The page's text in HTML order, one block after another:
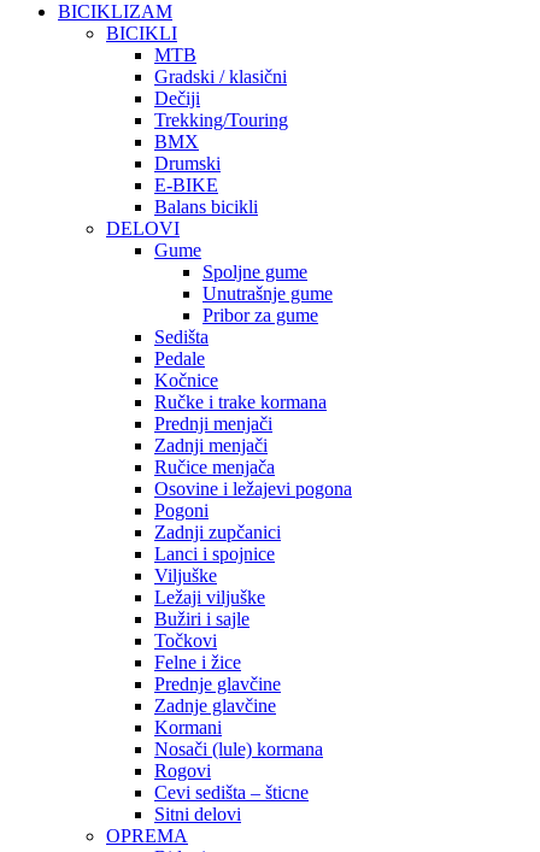
BICIKLIZAM
BICIKLI
MTB
Gradski / klasični
Dečiji
Trekking/Touring
BMX
Drumski
E-BIKE
Balans bicikli
DELOVI
Gume
Spoljne gume
Unutrašnje gume
Pribor za gume
Sedišta
Pedale
Kočnice
Ručke i trake kormana
Prednji menjači
Zadnji menjači
Ručice menjača
Osovine i ležajevi pogona
Pogoni
Zadnji zupčanici
Lanci i spojnice
Viljuške
Ležaji viljuške
Bužiri i sajle
Točkovi
Felne i žice
Prednje glavčine
Zadnje glavčine
Kormani
Nosači (lule) kormana
Rogovi
Cevi sedišta – šticne
Sitni delovi
OPREMA